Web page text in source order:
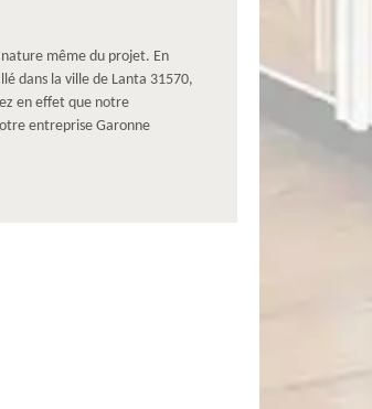
même du projet. En
dans la ville de Lanta 31570,
en effet que notre
entreprise Garonne